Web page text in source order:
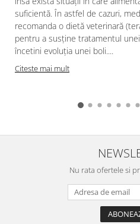
suficientă. În astfel de cazuri,
recomanda o dietă veterinară
pentru a susține tratamentul
încetini evoluția unei boli....
Citeste mai mult
Nu rata ofertele si